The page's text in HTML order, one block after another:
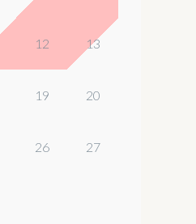
12 13
19 20
26 27